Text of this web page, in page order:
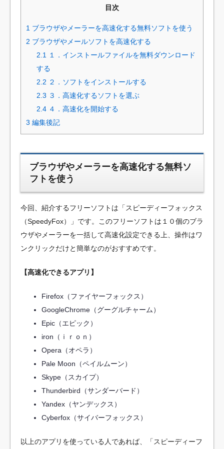
目次
1 ブラウザやメーラーを高速化する無料ソフトを使う
2 ブラウザやメールソフトを高速化する
2.1
１．インストールファイルを無料ダウンロード
する
2.2 ２．ソフトをインストールする
2.3 ３．高速化するソフトを選ぶ
2.4 ４．高速化を開始する
3 編集後記
ブラウザやメーラーを高速化する無料ソ
フトを使う
今回、紹介するフリーソフトは「スピーディーフォックス
（SpeedyFox）」です。このフリーソフトは１０個のブラ
ウザやメーラーを一括して高速化設定できる上、操作はワ
ンクリックだけと簡単なのがおすすめです。
【高速化できるアプリ】
Firefox（ファイヤーフォックス）
GoogleChrome（グーグルチャーム）
Epic（エピック）
iron（ｉｒｏｎ）
Opera（オペラ）
Pale Moon（ペイルムーン）
Skype（スカイプ）
Thunderbird（サンダーバード）
Yandex（ヤンデックス）
Cyberfox（サイバーフォックス）
以上のアプリを使っている人であれば、「スピーディーフ